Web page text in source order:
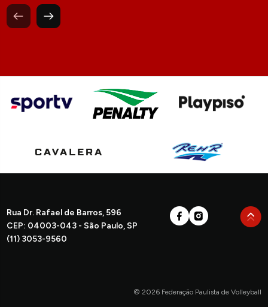
Rua Dr. Rafael de Barros, 596
CEP: 04003-043 - São Paulo, SP
(11) 3053-9560
© 2026 Federação Paulista de Volleyball